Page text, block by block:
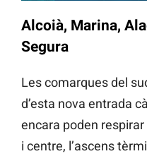
Alcoià, Marina,
Segura
Les comarques del
d’esta nova entrada
encara poden
i centre, l’ascens